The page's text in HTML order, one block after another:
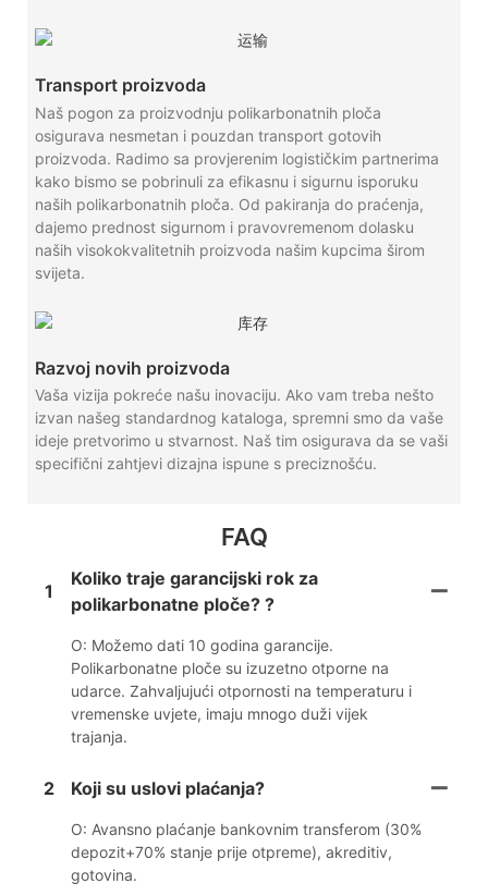
Transport proizvoda
Naš pogon za proizvodnju polikarbonatnih ploča
osigurava nesmetan i pouzdan transport gotovih
proizvoda. Radimo sa provjerenim logističkim partnerima
kako bismo se pobrinuli za efikasnu i sigurnu isporuku
naših polikarbonatnih ploča. Od pakiranja do praćenja,
dajemo prednost sigurnom i pravovremenom dolasku
naših visokokvalitetnih proizvoda našim kupcima širom
svijeta.
Razvoj novih proizvoda
Vaša vizija pokreće našu inovaciju. Ako vam treba nešto
izvan našeg standardnog kataloga, spremni smo da vaše
ideje pretvorimo u stvarnost. Naš tim osigurava da se vaši
specifični zahtjevi dizajna ispune s preciznošću.
FAQ
1
Koliko traje garancijski rok za
polikarbonatne ploče? ?
O: Možemo dati 10 godina garancije.
Polikarbonatne ploče su izuzetno otporne na
udarce. Zahvaljujući otpornosti na temperaturu i
vremenske uvjete, imaju mnogo duži vijek
trajanja.
2 Koji su uslovi plaćanja?
O: Avansno plaćanje bankovnim transferom (30%
depozit+70% stanje prije otpreme), akreditiv,
gotovina.